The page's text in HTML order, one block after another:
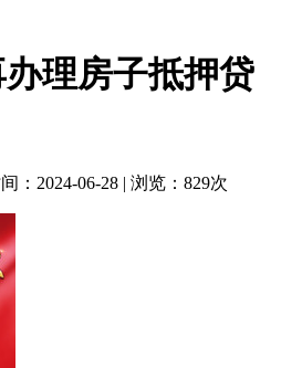
理房子抵押贷
：2024-06-28 | 浏览：829次